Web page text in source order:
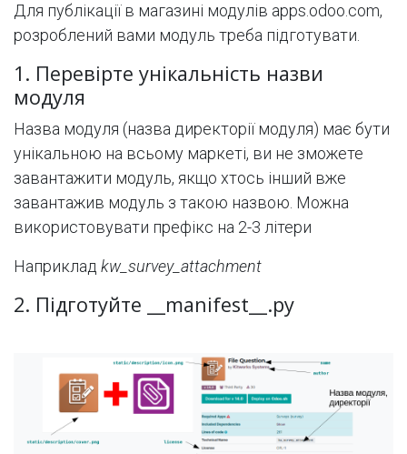
Для публікації в магазині модулів apps.odoo.com,
розроблений вами модуль треба підготувати.
1. Перевірте унікальність назви
модуля
Назва модуля (назва директорії модуля) має бути
унікальною на всьому маркеті, ви не зможете
завантажити модуль, якщо хтось інший вже
завантажив модуль з такою назвою. Можна
використовувати префікс на 2-3 літери
Наприклад kw_survey_attachment
2. Підготуйте __manifest__.py